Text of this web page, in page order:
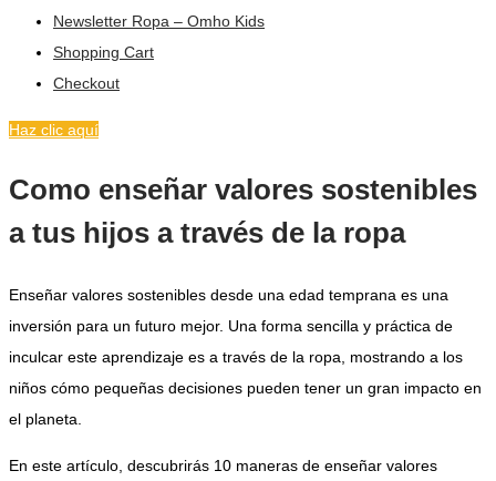
Newsletter Ropa – Omho Kids
Shopping Cart
Checkout
Haz clic aquí
Como enseñar valores sostenibles
a tus hijos a través de la ropa
Enseñar valores sostenibles desde una edad temprana es una
inversión para un futuro mejor. Una forma sencilla y práctica de
inculcar este aprendizaje es a través de la ropa, mostrando a los
niños cómo pequeñas decisiones pueden tener un gran impacto en
el planeta.
En este artículo, descubrirás 10 maneras de enseñar valores